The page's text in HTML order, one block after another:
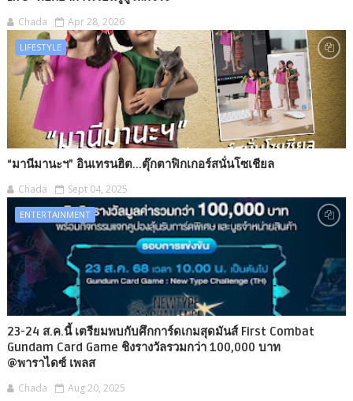
Chada Apr 28, 2026
LIFESTYLE
“มานีมานะฯ” อินเทรนฮิต...ตุ๊กตาฟิกเกอร์สนั่นโซเชียล
Chada Sept 04, 2025
ENTERTAINMENT
23-24 ส.ค.นี้ เตรียมพบกับศึกการ์ดเกมสุดมันส์ First Combat
Gundam Card Game ชิงรางวัลรวมกว่า 100,000 บาท
@พาราไดซ์ เพลส
Chada Aug 20, 2025